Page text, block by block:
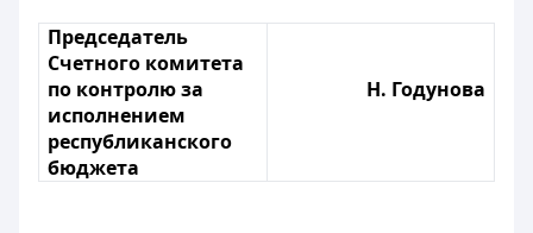
Председатель
Счетного комитета
по контролю за
исполнением
республиканского
бюджета
Н. Годунова